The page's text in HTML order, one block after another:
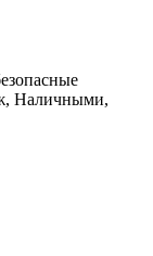
Наличными,